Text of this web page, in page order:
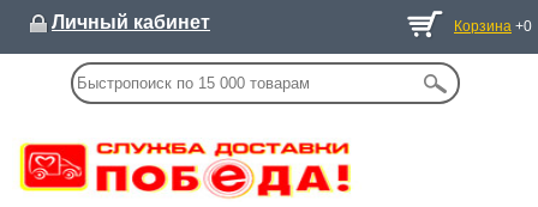
Личный кабинет Корзина +0